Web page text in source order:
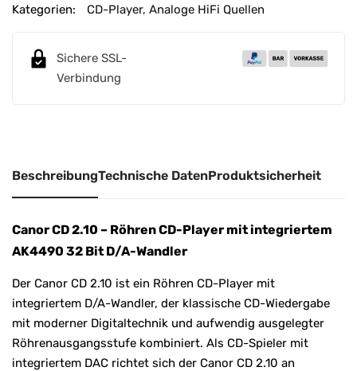
e
:
Kategorien: CD-Player, Analoge HiFi Quellen
Sichere SSL-
Verbindung
BeschreibungTechnische DatenProduktsicherheit
Canor CD 2.10 – Röhren CD-Player mit integriertem
AK4490 32 Bit D/A-Wandler
Der Canor CD 2.10 ist ein Röhren CD-Player mit
integriertem D/A-Wandler, der klassische CD-Wiedergabe
mit moderner Digitaltechnik und aufwendig ausgelegter
Röhrenausgangsstufe kombiniert. Als CD-Spieler mit
integriertem DAC richtet sich der Canor CD 2.10 an